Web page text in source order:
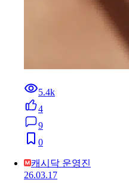
5.4k
4
9
0
캐시닥 운영진
26.03.17